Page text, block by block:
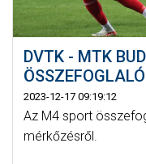
DVTK - MTK
2023-12-17 09:19:12
Az M4 sport
mérkőzésről.